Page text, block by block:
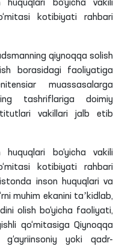
bo‘yicha vakili
kotibiyati rahbari
qiynoqqa solish
borasidagi faoliyatiga
muassasalarga
tashriflariga doimiy
vakillari jalb etib
bo‘yicha vakili
kotibiyati rahbari
inson huquqlari va
muhim ekanini taʼkidlab,
olish bo‘yicha faoliyati,
qo‘mitasiga Qiynoqqa
yoki qadr-